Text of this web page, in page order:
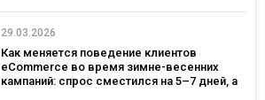
29.03.2026
Как меняется поведение клиентов
eCommerce во время зимне-весенних
кампаний: спрос сместился на 5–7 дней, а